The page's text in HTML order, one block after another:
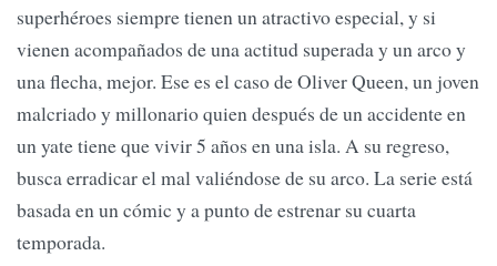
superhéroes siempre tienen un atractivo especial, y si
vienen acompañados de una actitud superada y un arco y
una flecha, mejor. Ese es el caso de Oliver Queen, un joven
malcriado y millonario quien después de un accidente en
un yate tiene que vivir 5 años en una isla. A su regreso,
busca erradicar el mal valiéndose de su arco. La serie está
basada en un cómic y a punto de estrenar su cuarta
temporada.